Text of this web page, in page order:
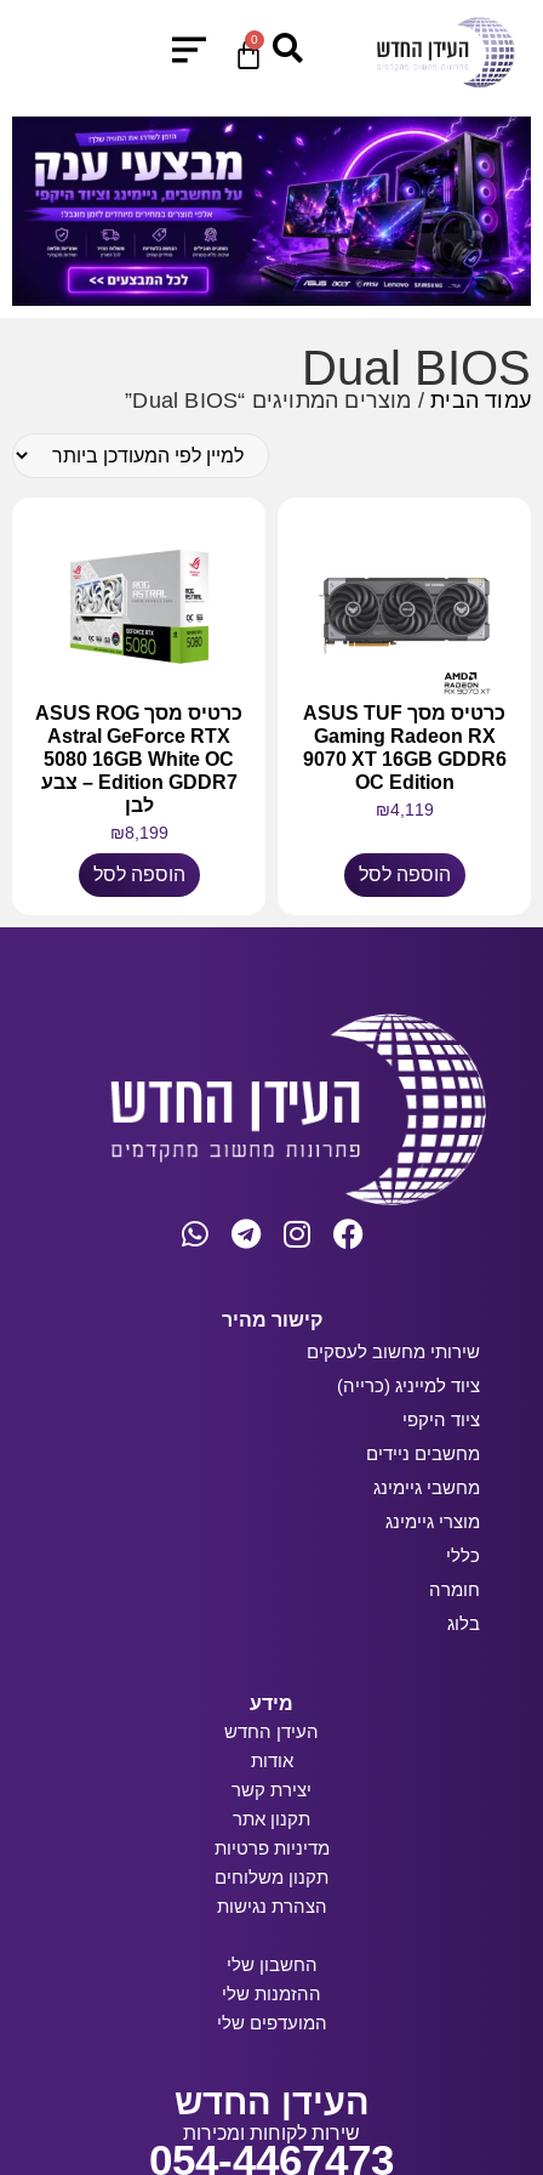
0
Dual BIOS
עמוד הבית/ מוצרים המתויגים “Dual BIOS”
כרטיס מסך ASUS TUF
Gaming Radeon RX
9070 XT 16GB GDDR6
OC Edition
₪4,119
הוספה לסל
כרטיס מסך ASUS ROG
Astral GeForce RTX
5080 16GB White OC
Edition GDDR7 – צבע
לבן
₪8,199
הוספה לסל
קישור מהיר
שירותי מחשוב לעסקים
ציוד למייניג (כרייה)
ציוד היקפי
מחשבים ניידים
מחשבי גיימינג
מוצרי גיימינג
כללי
חומרה
בלוג
מידע
העידן החדש
אודות
יצירת קשר
תקנון אתר
מדיניות פרטיות
תקנון משלוחים
הצהרת נגישות
החשבון שלי
ההזמנות שלי
המועדפים שלי
העידן החדש
שירות לקוחות ומכירות
054-4467473